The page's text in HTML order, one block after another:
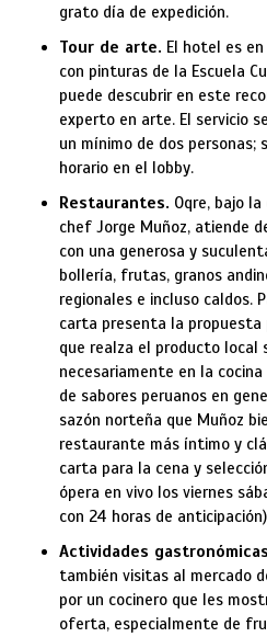
grato día de expedición.
Tour de arte. El hotel es
con pinturas de la Escuela
puede descubrir en este
experto en arte. El servicio
un mínimo de dos personas;
horario en el lobby.
Restaurantes. Oqre, bajo
chef Jorge Muñoz, atiende
con una generosa y
bollería, frutas, granos
regionales e incluso caldos.
carta presenta la propuesta
que realza el producto local
necesariamente en la
de sabores peruanos en
sazón norteña que Muñoz
restaurante más íntimo y
carta para la cena y
ópera en vivo los viernes
con 24 horas de
Actividades
también visitas al mercado
por un cocinero que les
oferta, especialmente de